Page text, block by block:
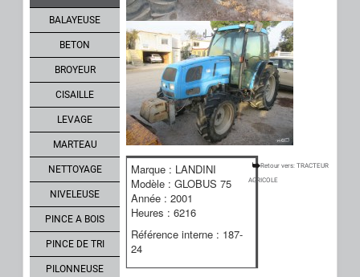
BALAYEUSE
BETON
BROYEUR
CISAILLE
LEVAGE
MARTEAU
NETTOYAGE
NIVELEUSE
PINCE A BOIS
PINCE DE TRI
PILONNEUSE
Retour vers: TRACTEUR
AGRICOLE
Marque : LANDINI
Modèle : GLOBUS 75
Année : 2001
Heures : 6216
Référence interne : 187-
24